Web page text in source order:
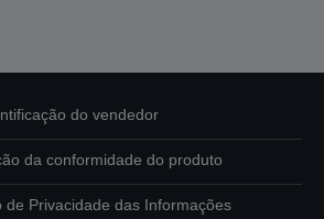
do vendedor
da conformidade do produto
de Privacidade das Informações